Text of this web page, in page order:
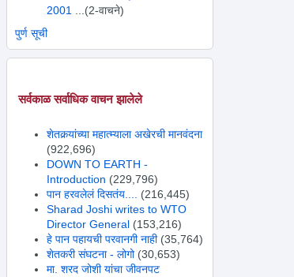
2001
...(2-वाचने)
पुर्ण सूची
सर्वकाळ सर्वाधिक वाचन झालेले
शेतकर्‍यांच्या महात्म्याला अखेरची मानवंदना
(922,696)
DOWN TO EARTH -
Introduction (229,796)
पान हरवलेलं दिसतंय....
(216,445)
Sharad Joshi writes to WTO
Director General (153,216)
हे पान पहायची परवानगी नाही (35,764)
शेतकरी संघटना - लोगो (30,653)
मा. शरद जोशी यांचा जीवनपट